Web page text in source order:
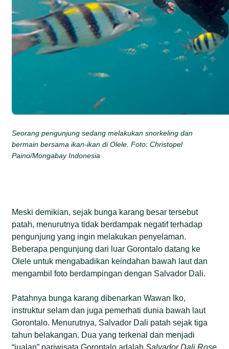
Seorang pengunjung sedang melakukan snorkeling dan
bermain bersama ikan-ikan di Olele. Foto: Christopel
Paino/Mongabay Indonesia
Meski demikian, sejak bunga karang besar tersebut
patah, menurutnya tidak berdampak negatif terhadap
pengunjung yang ingin melakukan penyelaman.
Beberapa pengunjung dari luar Gorontalo datang ke
Olele untuk mengabadikan keindahan bawah laut dan
mengambil foto berdampingan dengan Salvador Dali.
Patahnya bunga karang dibenarkan Wawan Iko,
instruktur selam dan juga pemerhati dunia bawah laut
Gorontalo. Menurutnya, Salvador Dali patah sejak tiga
tahun belakangan. Dua yang terkenal dan menjadi
“jualan” pariwisata Gorontalo adalahSalvador Dali Rose